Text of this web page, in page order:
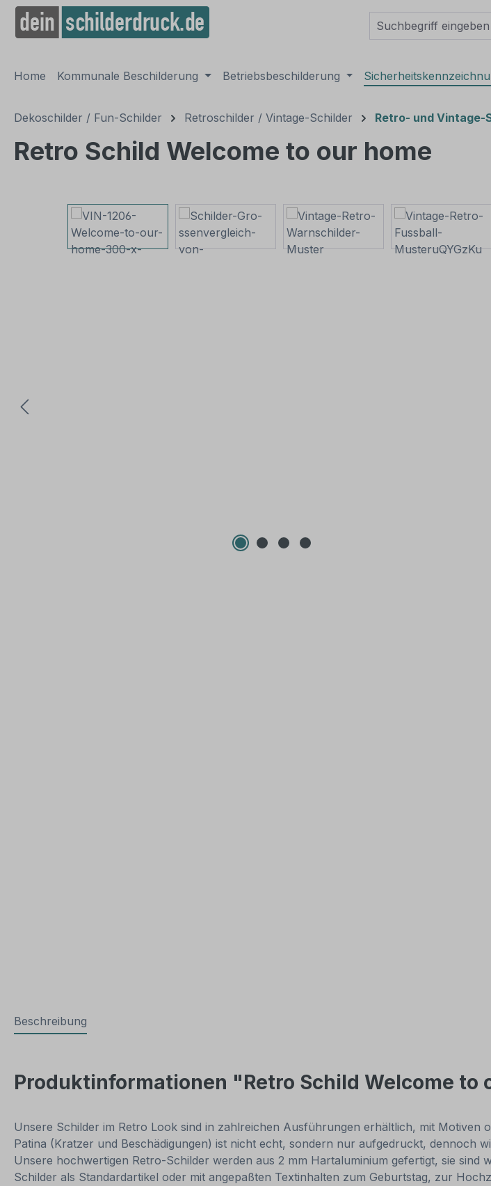
Zur Hauptnavigation springen
Home Kommunale Beschilderung Betriebsbeschilderung
Dekoschilder / Fun-Schilder Retroschilder / Vintage-Schilder Retro- und Vintage-
Retro Schild Welcome to our home
Bildergalerie überspringen
Beschreibung
Produktinformationen "Retro Schild Welcome to
Unsere Schilder im Retro Look sind in zahlreichen Ausführungen erhältlich, mit Motiven
Patina (Kratzer und Beschädigungen) ist nicht echt, sondern nur aufgedruckt, dennoch
Unsere hochwertigen Retro-Schilder werden aus 2 mm Hartaluminium gefertigt, sie
Schilder als Standardartikel oder mit angepaßten Textinhalten zum Geburtstag, zur